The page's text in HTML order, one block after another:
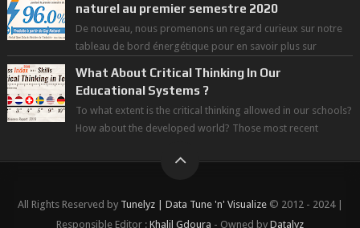
naturel au premier semestre 2020
De nouveau, nous promenons un regard curieux sur notre
tableau de bord énergétique pour en savoir plus sur
What About Critical Thinking In Our
Educational Systems ?
To what extent is the critical thinking allowed in our schools?
How about the developed world? Those most recent
All Rights Reserved by Tunelyz | Data Tune 'n' Visualize© 2012 - 2024 |
Responsible Editor : Khalil Gdoura - Owned by Datalyz